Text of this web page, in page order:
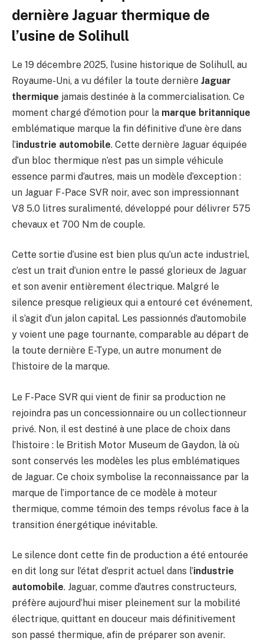
dernière Jaguar thermique de
l’usine de Solihull
Le 19 décembre 2025, l’usine historique de Solihull, au
Royaume-Uni, a vu défiler la toute dernière Jaguar
thermique jamais destinée à la commercialisation. Ce
moment chargé d’émotion pour la marque britannique
emblématique marque la fin définitive d’une ère dans
l’industrie automobile. Cette dernière Jaguar équipée
d’un bloc thermique n’est pas un simple véhicule
essence parmi d’autres, mais un modèle d’exception :
un Jaguar F-Pace SVR noir, avec son impressionnant
V8 5.0 litres suralimenté, développé pour délivrer 575
chevaux et 700 Nm de couple.
Cette sortie d’usine est bien plus qu’un acte industriel,
c’est un trait d’union entre le passé glorieux de Jaguar
et son avenir entièrement électrique. Malgré le
silence presque religieux qui a entouré cet événement,
il s’agit d’un jalon capital. Les passionnés d’automobile
y voient une page tournante, comparable au départ de
la toute dernière E-Type, un autre monument de
l’histoire de la marque.
Le F-Pace SVR qui vient de finir sa production ne
rejoindra pas un concessionnaire ou un collectionneur
privé. Non, il est destiné à une place de choix dans
l’histoire : le British Motor Museum de Gaydon, là où
sont conservés les modèles les plus emblématiques
de Jaguar. Ce choix symbolise la reconnaissance par la
marque de l’importance de ce modèle à moteur
thermique, comme témoin des temps révolus face à la
transition énergétique inévitable.
Le silence dont cette fin de production a été entourée
en dit long sur l’état d’esprit actuel dans l’industrie
automobile. Jaguar, comme d’autres constructeurs,
préfère aujourd’hui miser pleinement sur la mobilité
électrique, quittant en douceur mais définitivement
son passé thermique, afin de préparer son avenir.